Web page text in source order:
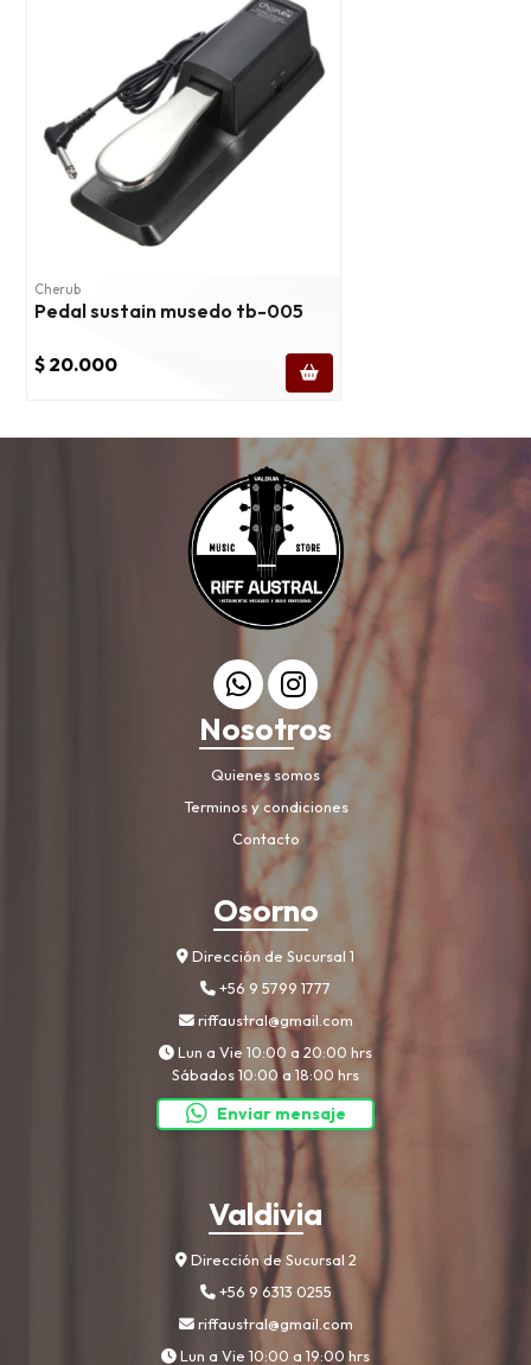
Cherub
Pedal sustain musedo tb-005
$ 20.000
Nosotros
Quienes somos
Terminos y condiciones
Contacto
Osorno
Dirección de Sucursal 1
+56 9 5799 1777
riffaustral@gmail.com
Lun a Vie 10:00 a 20:00 hrs
Sábados 10:00 a 18:00 hrs
Enviar mensaje
Valdivia
Dirección de Sucursal 2
+56 9 6313 0255
riffaustral@gmail.com
Lun a Vie 10:00 a 19:00 hrs